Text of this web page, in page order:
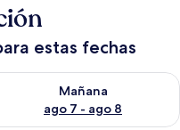
estas fechas
6 - ago 7
Mañana
ago 7 - ago 8
la disponibilidad